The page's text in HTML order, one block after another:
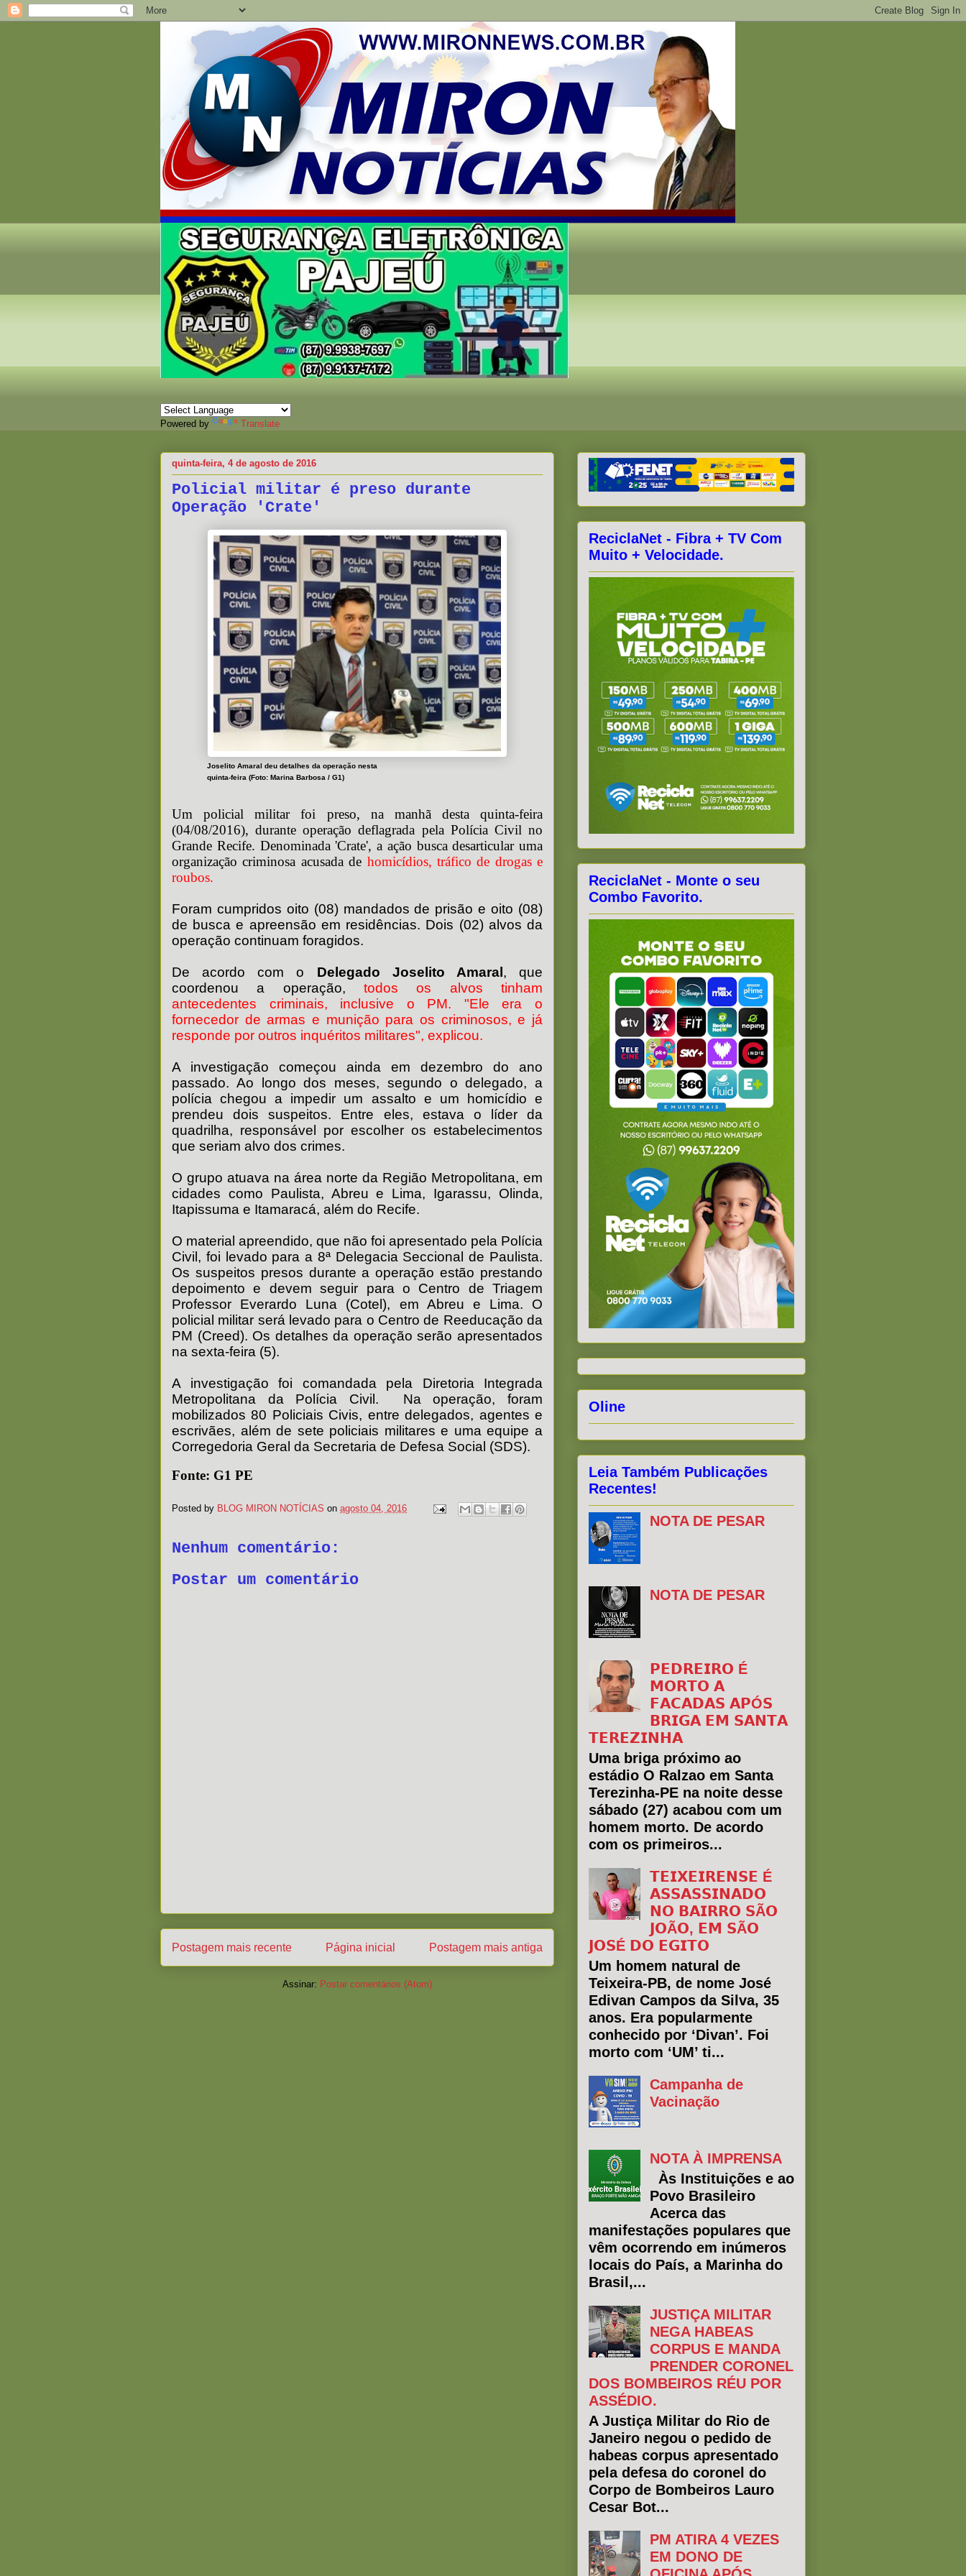
Powered by Translate
quinta-feira, 4 de agosto de 2016
Policial militar é preso durante
Operação 'Crate'
Joselito Amaral deu detalhes da operação nesta
quinta-feira (Foto: Marina Barbosa / G1)
Um policial militar foi preso, na manhã desta quinta-feira
(04/08/2016), durante operação deflagrada pela Polícia Civil no
Grande Recife. Denominada 'Crate', a ação busca desarticular uma
organização criminosa acusada de homicídios, tráfico de drogas e
roubos.
Foram cumpridos oito (08) mandados de prisão e oito (08)
de busca e apreensão em residências. Dois (02) alvos da
operação continuam foragidos.
De acordo com o Delegado Joselito Amaral, que
coordenou a operação, todos os alvos tinham
antecedentes criminais, inclusive o PM. "Ele era o
fornecedor de armas e munição para os criminosos, e já
responde por outros inquéritos militares", explicou.
A investigação começou ainda em dezembro do ano
passado. Ao longo dos meses, segundo o delegado, a
polícia chegou a impedir um assalto e um homicídio e
prendeu dois suspeitos. Entre eles, estava o líder da
quadrilha, responsável por escolher os estabelecimentos
que seriam alvo dos crimes.
O grupo atuava na área norte da Região Metropolitana, em
cidades como Paulista, Abreu e Lima, Igarassu, Olinda,
Itapissuma e Itamaracá, além do Recife.
O material apreendido, que não foi apresentado pela Polícia
Civil, foi levado para a 8ª Delegacia Seccional de Paulista.
Os suspeitos presos durante a operação estão prestando
depoimento e devem seguir para o Centro de Triagem
Professor Everardo Luna (Cotel), em Abreu e Lima. O
policial militar será levado para o Centro de Reeducação da
PM (Creed). Os detalhes da operação serão apresentados
na sexta-feira (5).
A investigação foi comandada pela Diretoria Integrada
Metropolitana da Polícia Civil.
Na operação, foram
mobilizados 80 Policiais Civis, entre delegados, agentes e
escrivães, além de sete policiais militares e uma equipe a
Corregedoria Geral da Secretaria de Defesa Social (SDS).
Fonte: G1 PE
Posted by BLOG MIRON NOTÍCIAS on agosto 04, 2016
Nenhum comentário:
Postar um comentário
Postagem mais recente Postagem mais antiga
Página inicial
Assinar: Postar comentários (Atom)
ReciclaNet - Fibra + TV Com
Muito + Velocidade.
ReciclaNet - Monte o seu
Combo Favorito.
Oline
Leia Também Publicações
Recentes!
NOTA DE PESAR
NOTA DE PESAR
𝗣𝗘𝗗𝗥𝗘𝗜𝗥𝗢 É
𝗠𝗢𝗥𝗧𝗢 𝗔
𝗙𝗔𝗖𝗔𝗗𝗔𝗦 𝗔𝗣Ó𝗦
𝗕𝗥𝗜𝗚𝗔 𝗘𝗠 𝗦𝗔𝗡𝗧𝗔
𝗧𝗘𝗥𝗘𝗭𝗜𝗡𝗛𝗔
Uma briga próximo ao
estádio O Ralzao em Santa
Terezinha-PE na noite desse
sábado (27) acabou com um
homem morto. De acordo
com os primeiros...
𝗧𝗘𝗜𝗫𝗘𝗜𝗥𝗘𝗡𝗦𝗘 É
𝗔𝗦𝗦𝗔𝗦𝗦𝗜𝗡𝗔𝗗𝗢
𝗡𝗢 𝗕𝗔𝗜𝗥𝗥𝗢 𝗦Ã𝗢
𝗝𝗢Ã𝗢, 𝗘𝗠 𝗦Ã𝗢
𝗝𝗢𝗦É 𝗗𝗢 𝗘𝗚𝗜𝗧𝗢
Um homem natural de
Teixeira-PB, de nome José
Edivan Campos da Silva, 35
anos. Era popularmente
conhecido por ‘Divan’. Foi
morto com ‘UM’ ti...
Campanha de
Vacinação
NOTA À IMPRENSA
Às Instituições e ao
Povo Brasileiro
Acerca das
manifestações populares que
vêm ocorrendo em inúmeros
locais do País, a Marinha do
Brasil,...
JUSTIÇA MILITAR
NEGA HABEAS
CORPUS E MANDA
PRENDER CORONEL
DOS BOMBEIROS RÉU POR
ASSÉDIO.
A Justiça Militar do Rio de
Janeiro negou o pedido de
habeas corpus apresentado
pela defesa do coronel do
Corpo de Bombeiros Lauro
Cesar Bot...
PM ATIRA 4 VEZES
EM DONO DE